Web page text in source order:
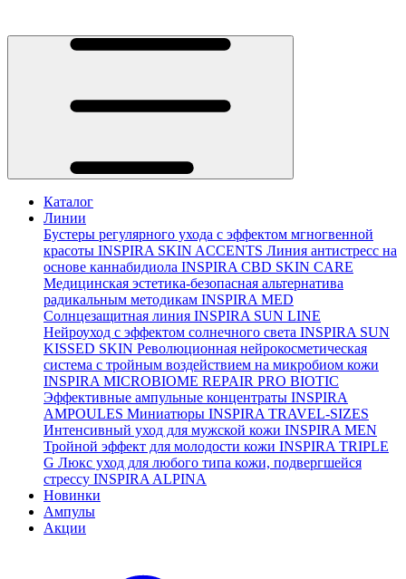
Каталог
Линии
Бустеры регулярного ухода с эффектом мгногвенной
красоты INSPIRA SKIN ACCENTS Линия антистресс на
основе каннабидиола INSPIRA CBD SKIN CARE
Медицинская эстетика-безопасная альтернатива
радикальным методикам INSPIRA MED
Солнцезащитная линия INSPIRA SUN LINE
Нейроуход с эффектом солнечного света INSPIRA SUN
KISSED SKIN Революционная нейрокосметическая
система с тройным воздействием на микробиом кожи
INSPIRA MICROBIOME REPAIR PRO BIOTIC
Эффективные ампульные концентраты INSPIRA
AMPOULES Миниатюры INSPIRA TRAVEL-SIZES
Интенсивный уход для мужской кожи INSPIRA MEN
Тройной эффект для молодости кожи INSPIRA TRIPLE
G Люкс уход для любого типа кожи, подвергшейся
стрессу INSPIRA ALPINA
Новинки
Ампулы
Акции